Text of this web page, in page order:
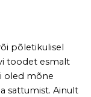
põletikulisel
toodet esmalt
oled mõne
sattumist. Ainult